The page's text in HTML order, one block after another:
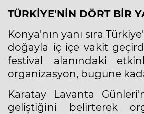
TÜRKİYE'NİN DÖRT BİR
Konya'nın yanı sıra
doğayla iç içe vakit
festival alanındaki
organizasyon, bugüne
Karatay Lavanta
geliştiğini belirterek